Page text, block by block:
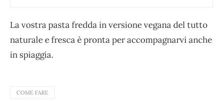
La vostra pasta fredda in versione vegana del tutto
naturale e fresca è pronta per accompagnarvi anche
in spiaggia.
COME FARE